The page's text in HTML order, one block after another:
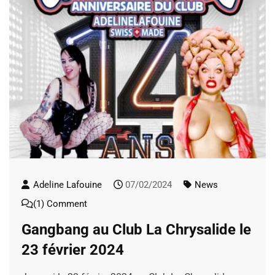
Adeline Lafouine 07/02/2024
News
(1) Comment
Gangbang au Club La Chrysalide le
23 février 2024